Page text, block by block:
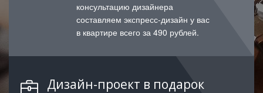
консультацию дизайнера
составляем экспресс-дизайн у вас
в квартире всего за 490 рублей.
Дизайн-проект в подарок